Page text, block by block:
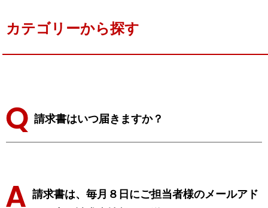
カテゴリーから探す
請求書はいつ届きますか？
請求書は、毎月８日にご担当者様のメールアド